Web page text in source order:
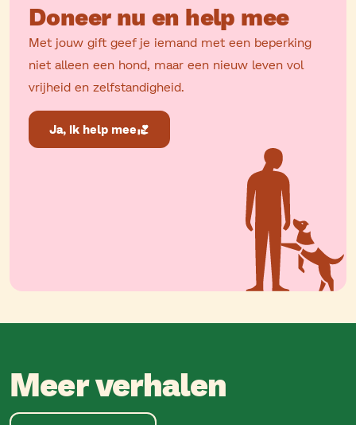
Doneer nu en help mee
Met jouw gift geef je iemand met een beperking
niet alleen een hond, maar een nieuw leven vol
vrijheid en zelfstandigheid.
Ja, ik help mee
Meer verhalen